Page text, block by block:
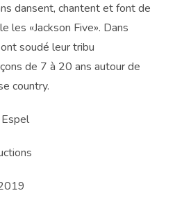
dansent, chantent et font de
les «Jackson Five». Dans
soudé leur tribu
de 7 à 20 ans autour de
country.